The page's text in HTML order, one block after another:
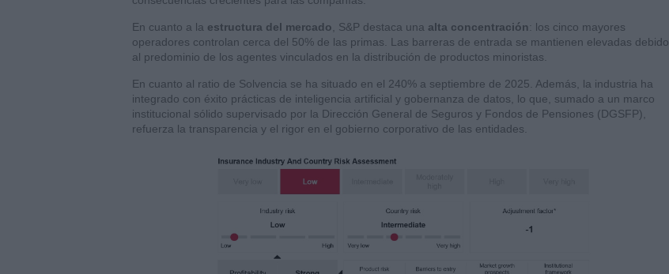
En cuanto a la estructura del mercado , S&P destaca una alta concentración: los cinco mayores
operadores controlan cerca del 50% de las primas. Las barreras de entrada se mantienen elevadas debido
al predominio de los agentes vinculados en la distribución de productos minoristas.
En cuanto al ratio de Solvencia se ha situado en el 240% a septiembre de 2025. Además, la industria ha
integrado con éxito prácticas de inteligencia artificial y gobernanza de datos, lo que, sumado a un marco
institucional sólido supervisado por la Dirección General de Seguros y Fondos de Pensiones (DGSFP),
refuerza la transparencia y el rigor en el gobierno corporativo de las entidades.